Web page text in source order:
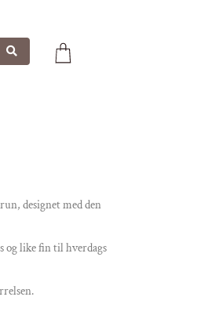
designet med den
og like fin til hverdags